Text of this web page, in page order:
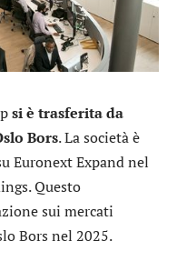
si è trasferita da
Bors. La società è
Euronext Expand nel
Questo
sui mercati
Bors nel 2025.